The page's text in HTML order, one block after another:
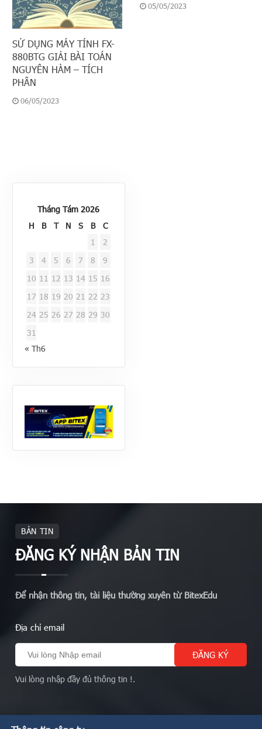
SỬ DỤNG MÁY TÍNH FX-
880BTG GIẢI BÀI TOÁN
NGUYÊN HÀM – TÍCH
PHÂN
06/05/2023
05/05/2023
Tháng Tám 2026
H
B T N S B
C
1
2
3
4 5 6 7 8
9
10 11 12 13 14 15 16
17 18 19 20 21 22 23
24 25 26 27 28 29 30
31
« Th6
BẢN TIN
ĐĂNG KÝ NHẬN BẢN TIN
Để nhận thông tin, tài liệu thường xuyên từ BitexEdu
Địa chỉ email
Vui lòng nhập đầy đủ thông tin !.